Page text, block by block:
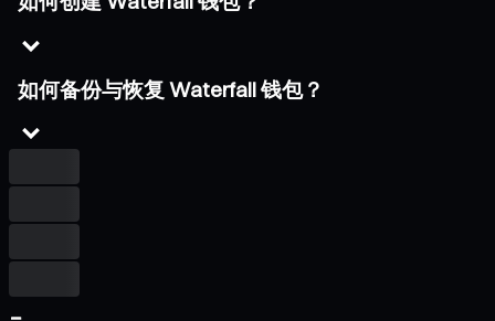
如何备份与恢复 Waterfall 钱包？